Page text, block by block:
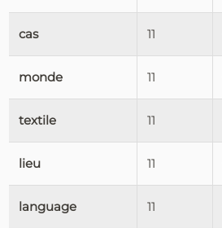
cas 11
monde 11
textile 11
lieu 11
language 11